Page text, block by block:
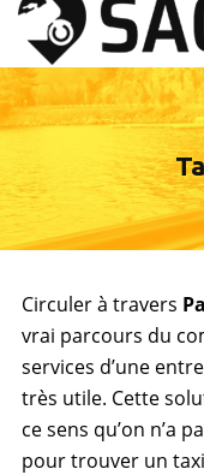
Circuler à travers
vrai parcours du
services d’une
très utile. Cette
ce sens qu’on n’a
pour trouver un